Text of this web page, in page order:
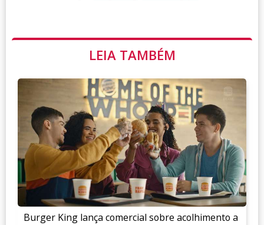
LEIA TAMBÉM
Burger King lança comercial sobre acolhimento a